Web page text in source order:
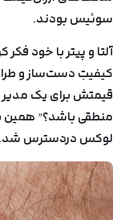
سوئیس بودند.
آلتا و پیتر با خود
کیفیتِ دست‌ساز و
قیمتش برای یک
منطقی باشد؟”
لوکس دردسترس شد.